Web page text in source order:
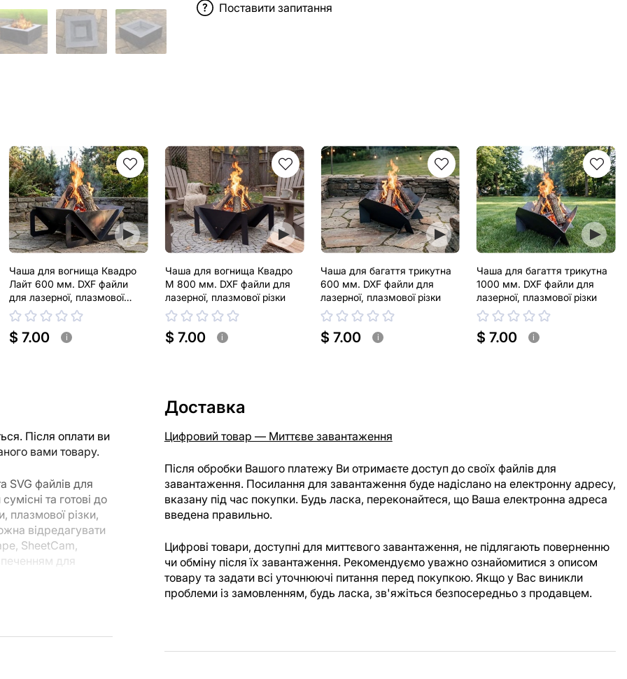
Поставити запитання
Чаша для вогнища Квадро
Лайт 600 мм. DXF файли
для лазерної, плазмової
різки
$ 7.00 i
Чаша для вогнища Квадро
М 800 мм. DXF файли для
лазерної, плазмової різки
$ 7.00 i
Чаша для багаття трикутна
600 мм. DXF файли для
лазерної, плазмової різки
$ 7.00 i
Чаша для багаття трикутна
1000 мм. DXF файли для
лазерної, плазмової різки
$ 7.00 i
Після оплати ви
вами товару.
SVG файлів для
та готові до
плазмової різки,
відредагувати
SheetCam,
для
ви могли
Доставка
Цифровий товар — Миттєве завантаження
Після обробки Вашого платежу Ви отримаєте доступ до своїх файлів для
завантаження. Посилання для завантаження буде надіслано на електронну адресу,
вказану під час покупки. Будь ласка, переконайтеся, що Ваша електронна адреса
введена правильно.
Цифрові товари, доступні для миттєвого завантаження, не підлягають поверненню
чи обміну після їх завантаження. Рекомендуємо уважно ознайомитися з описом
товару та задати всі уточнюючі питання перед покупкою. Якщо у Вас виникли
проблеми із замовленням, будь ласка, зв'яжіться безпосередньо з продавцем.